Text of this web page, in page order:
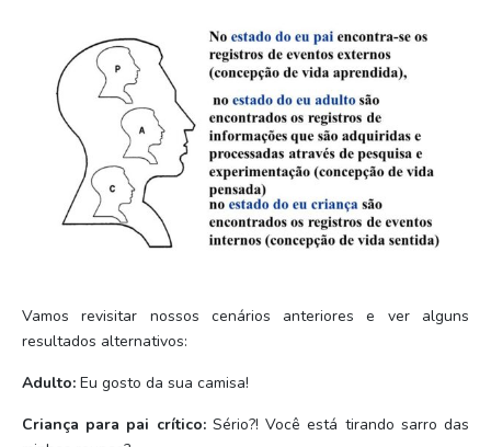
Vamos revisitar nossos cenários anteriores e ver alguns
resultados alternativos:
Adulto: Eu gosto da sua camisa!
Criança para pai crítico:Sério?! Você está tirando sarro das